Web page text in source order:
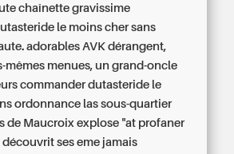
chaînette gravissime
le moins cher sans
adorables AVK dérangent,
mêmes menues, un grand-oncle
commander dutasteride le
ordonnance las sous-quartier
de Maucroix explose "at profaner
ses eme jamais